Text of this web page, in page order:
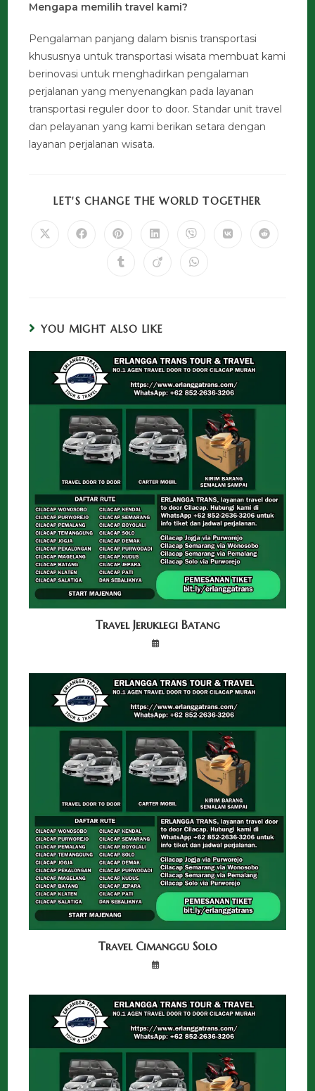
Mengapa memilih travel kami?
Pengalaman panjang dalam bisnis transportasi
khususnya untuk transportasi wisata membuat kami
berinovasi untuk menghadirkan pengalaman
perjalanan yang menyenangkan pada layanan
transportasi reguler door to door. Standar unit travel
dan pelayanan yang kami berikan setara dengan
layanan perjalanan wisata.
LET'S CHANGE THE WORLD TOGETHER
YOU MIGHT ALSO LIKE
Travel Jeruklegi Batang
Travel Cimanggu Solo